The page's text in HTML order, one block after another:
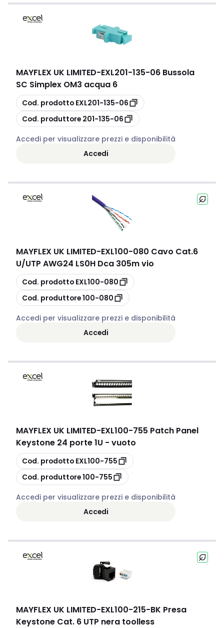
MAYFLEX UK LIMITED-EXL201-135-06 Bussola
SC Simplex OM3 acqua 6
copia
Cod. prodotto EXL201-135-06
copia
Cod. produttore 201-135-06
Accedi per visualizzare prezzi e disponibilità
Accedi
MAYFLEX UK LIMITED-EXL100-080 Cavo Cat.6
U/UTP AWG24 LS0H Dca 305m vio
copia
Cod. prodotto EXL100-080
copia
Cod. produttore100-080
Accedi per visualizzare prezzi e disponibilità
Accedi
MAYFLEX UK LIMITED-EXL100-755 Patch Panel
Keystone 24 porte 1U - vuoto
copia
Cod. prodotto EXL100-755
copia
Cod. produttore100-755
Accedi per visualizzare prezzi e disponibilità
Accedi
MAYFLEX UK LIMITED-EXL100-215-BK Presa
Keystone Cat. 6 UTP nera toolless